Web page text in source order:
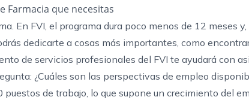
Farmacia que necesitas
En FVI, el programa dura poco menos de 12 meses
dedicarte a cosas más importantes, como
de servicios profesionales del FVI te ayudará con
¿Cuáles son las perspectivas de empleo
de trabajo, lo que supone un crecimiento del